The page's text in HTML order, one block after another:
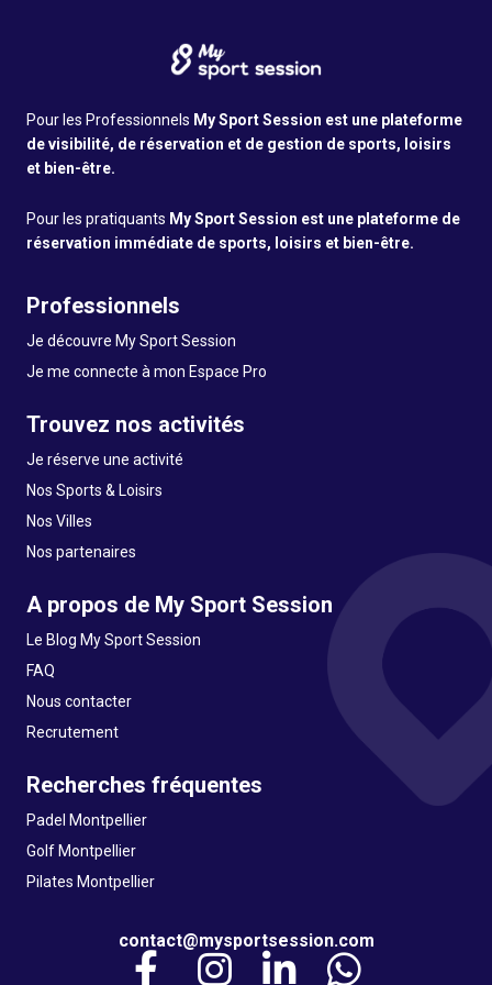
Pour les Professionnels My Sport Session est une plateforme
de visibilité, de réservation et de gestion de sports, loisirs
et bien-être.
Pour les pratiquants My Sport Session est une plateforme de
réservation immédiate de sports, loisirs et bien-être.
Professionnels
Je découvre My Sport Session
Je me connecte à mon Espace Pro
Trouvez nos activités
Je réserve une activité
Nos Sports & Loisirs
Nos Villes
Nos partenaires
A propos de My Sport Session
Le Blog My Sport Session
FAQ
Nous contacter
Recrutement
Recherches fréquentes
Padel Montpellier
Golf Montpellier
Pilates Montpellier
contact@mysportsession.com